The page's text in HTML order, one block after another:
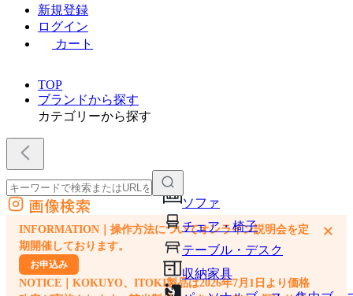
新規登録
ログイン
カート
TOP
ブランドから探す
カテゴリーから探す
ソファ
チェア・椅子
テーブル・デスク
収納家具
外部サイトの商品をカートに追加
他のサイトで見つけた商品ページのURLを貼り付けて、カートに追加できます
画像検索
INFORMATION｜操作方法についてオンライン説明会を定
期開催しております。
お申込み
NOTICE｜KOKUYO、ITOKI製品は2026年7月1日より価格
×